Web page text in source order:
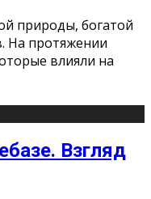
природы, богатой
На протяжении
влияли на
Взгляд